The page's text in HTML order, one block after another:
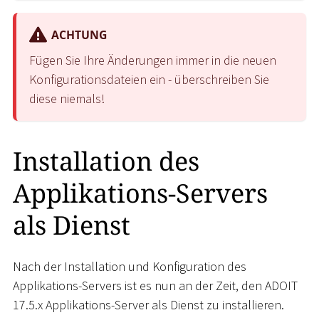
ACHTUNG
Fügen Sie Ihre Änderungen immer in die neuen
Konfigurationsdateien ein - überschreiben Sie
diese niemals!
Installation des
Applikations-Servers
als Dienst
Nach der Installation und Konfiguration des
Applikations-Servers ist es nun an der Zeit, den ADOIT
17.5.x Applikations-Server als Dienst zu installieren.